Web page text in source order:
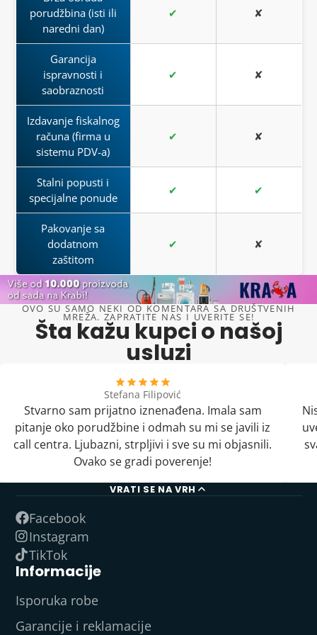
porudžbina (isti ili
naredni dan)
✔ ✘
Garancija
ispravnosti i
saobraznosti
✔ ✘
Izdavanje fiskalnog
računa (firma u
sistemu PDV-a)
✔ ✘
Stalni popusti i
specijalne ponude
✔ ✔
Pakovanje sa
dodatnom
zaštitom
✔ ✘
OVO SU SAMO NEKI OD KOMENTARA SA DRUŠTVENIH
MREŽA. ZAPRATITE NAS I UVERITE SE!
Šta kažu kupci o našoj
usluzi
Stefana Filipović
Stvarno sam prijatno iznenađena. Imala sam
pitanje oko porudžbine i odmah su mi se javili iz
call centra. Ljubazni, strpljivi i sve su mi objasnili.
Ovako se gradi poverenje!
VRATI SE NA VRH
Facebook
Instagram
TikTok
Informacije
Isporuka robe
Garancije i reklamacije